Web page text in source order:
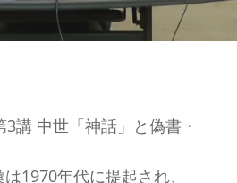
講 中世「神話」と偽書・
1970年代に提起され、